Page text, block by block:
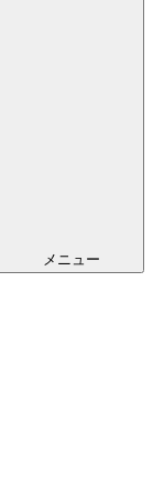
メニュー